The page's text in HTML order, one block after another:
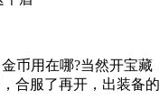
用在哪?当然开宝藏
合服了再开，出装备